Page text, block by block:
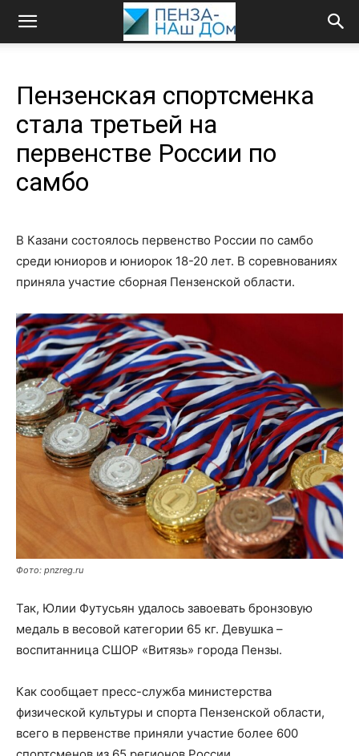
Пензенская спортсменка
стала третьей на
первенстве России по
самбо
В Казани состоялось первенство России по самбо
среди юниоров и юниорок 18-20 лет. В соревнованиях
приняла участие сборная Пензенской области.
Фото: pnzreg.ru
Так, Юлии Футусьян удалось завоевать бронзовую
медаль в весовой категории 65 кг. Девушка –
воспитанница СШОР «Витязь» города Пензы.
Как сообщает пресс-служба министерства
физической культуры и спорта Пензенской области,
всего в первенстве приняли участие более 600